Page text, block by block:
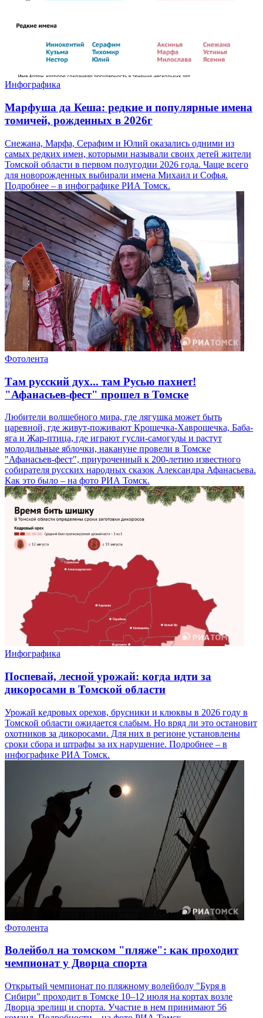
Инфографика
Марфуша да Кеша: редкие и популярные имена
томичей, рожденных в 2026г
Снежана, Марфа, Серафим и Юлий оказались одними из
самых редких имен, которыми называли своих детей жители
Томской области в первом полугодии 2026 года. Чаще всего
для новорожденных выбирали имена Михаил и Софья.
Подробнее – в инфографике РИА Томск.
Фотолента
Там русский дух... там Русью пахнет!
"Афанасьев-фест" прошел в Томске
Любители волшебного мира, где лягушка может быть
царевной, где живут-поживают Крошечка-Хаврошечка, Баба-
яга и Жар-птица, где играют гусли-самогуды и растут
молодильные яблочки, накануне провели в Томске
"Афанасьев-фест", приуроченный к 200-летию известного
собирателя русских народных сказок Александра Афанасьева.
Как это было – на фото РИА Томск.
Инфографика
Поспевай, лесной урожай: когда идти за
дикоросами в Томской области
Урожай кедровых орехов, брусники и клюквы в 2026 году в
Томской области ожидается слабым. Но вряд ли это остановит
охотников за дикоросами. Для них в регионе установлены
сроки сбора и штрафы за их нарушение. Подробнее – в
инфографике РИА Томск.
Фотолента
Волейбол на томском "пляже": как проходит
чемпионат у Дворца спорта
Открытый чемпионат по пляжному волейболу "Буря в
Сибири" проходит в Томске 10–12 июля на кортах возле
Дворца зрелищ и спорта. Участие в нем принимают 56